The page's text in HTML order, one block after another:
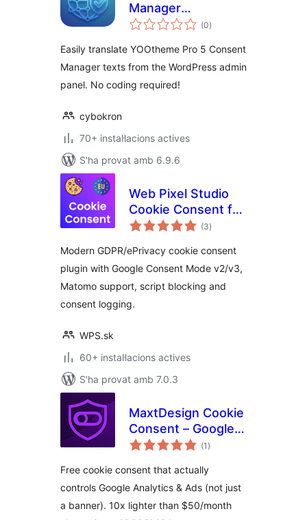
Manager
Translations for
(0puntuacions
totals
)
Easily translate YOOtheme Pro 5 Consent
Manager texts from the WordPress admin
panel. No coding required!
cybokron
70+ instal·lacions actives
S'ha provat amb 6.9.6
Web Pixel Studio
Cookie Consent for
EU
(3puntuacions
totals
)
Modern GDPR/ePrivacy cookie consent
plugin with Google Consent Mode v2/v3,
Matomo support, script blocking and
consent logging.
WPS.sk
60+ instal·lacions actives
S'ha provat amb 7.0.3
MaxtDesign Cookie
Consent – Google
Consent Mode v2
(1 puntuacions
totals
)
Free cookie consent that actually
controls Google Analytics & Ads (not just
a banner). 10x lighter than $50/month